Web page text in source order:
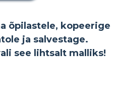
õpilastele, kopeerige
ja salvestage.
see lihtsalt malliks!